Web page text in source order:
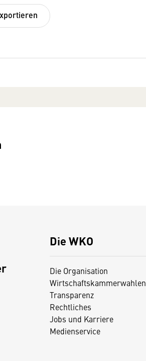
Die WKO
Die Organisation
Wirtschaftskammerwahlen
Transparenz
Rechtliches
Jobs und Karriere
Medienservice